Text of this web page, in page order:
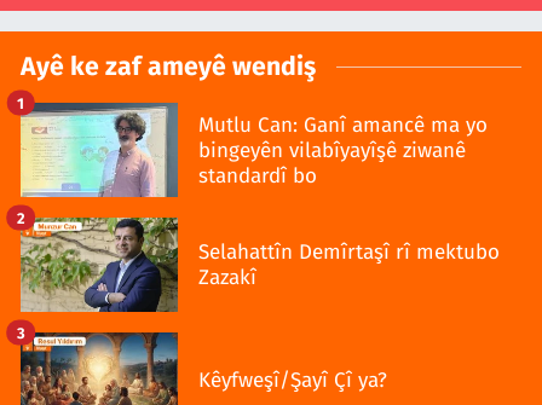
Ayê ke zaf ameyê wendiş
Mutlu Can: Ganî amancê ma yo
bingeyên vilabîyayîşê ziwanê
standardî bo
1
Selahattîn Demîrtaşî rî mektubo
Zazakî
2
Kêyfweşî/Şayî Çî ya?
3